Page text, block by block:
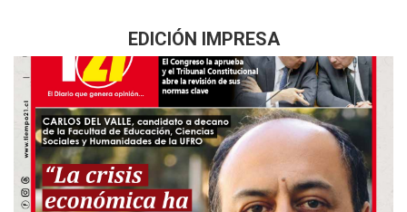
EDICIÓN IMPRESA